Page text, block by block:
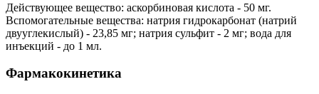
Действующее вещество: аскорбиновая кислота - 50 мг.
Вспомогательные вещества: натрия гидрокарбонат (натрий
двууглекислый) - 23,85 мг; натрия сульфит - 2 мг; вода для
инъекций - до 1 мл.
Фармакокинетика